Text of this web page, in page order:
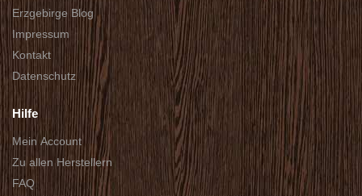
Erzgebirge Blog
Impressum
Kontakt
Datenschutz
Hilfe
Mein Account
Zu allen Herstellern
FAQ